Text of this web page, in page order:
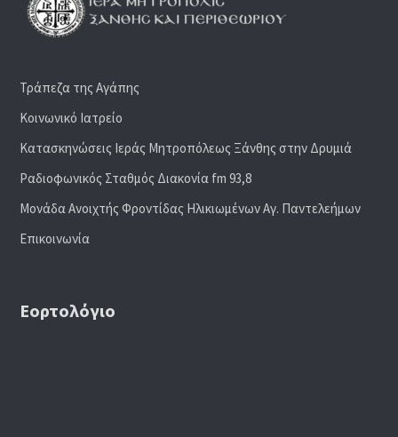
Τράπεζα της Αγάπης
Κοινωνικό Ιατρείο
Κατασκηνώσεις Ιεράς Μητροπόλεως Ξάνθης στην Δρυμιά
Ραδιoφωνικός Σταθμός Διακονία fm 93,8
Μονάδα Ανοιχτής Φροντίδας Ηλικιωμένων Αγ. Παντελεήμων
Επικοινωνία
Εορτολόγιο